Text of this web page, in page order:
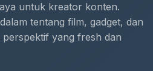
untuk kreator konten.
tentang film, gadget, dan
yang fresh dan